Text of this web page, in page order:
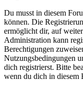
Du musst in diesem
können. Die
ermöglicht dir, auf
Administration kann
Berechtigungen
Nutzungsbedingungen
dich registrierst. Bitte
wenn du dich in diesem